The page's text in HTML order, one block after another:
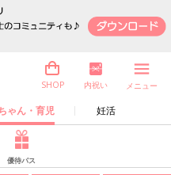
ゃん・育児 妊活
SHOP 内祝い メニュー
優待パス